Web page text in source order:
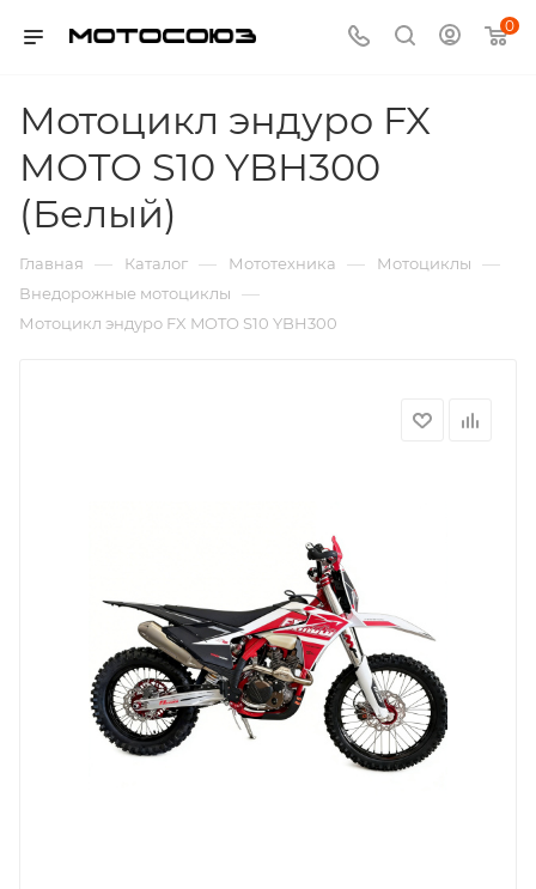
0
Мотоцикл эндуро FX
MOTO S10 YBH300
(Белый)
Главная — Каталог — Мототехника — Мотоциклы —
Внедорожные мотоциклы —
Мотоцикл эндуро FX MOTO S10 YBH300